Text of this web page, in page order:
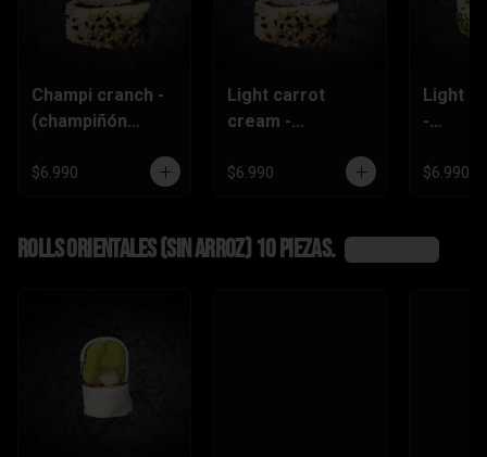
Champi cranch -
(champiñón
crema,pimentón)
$6.990
Light carrot
cream -
tempura,
$6.990
Light
-
,queso
$6.990
Rolls Orientales (SIN ARROZ) 10 piezas.